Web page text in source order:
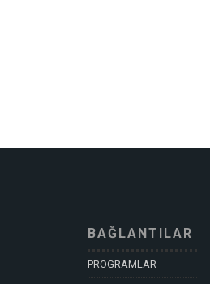
BAĞLANTILAR
PROGRAMLAR